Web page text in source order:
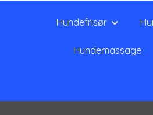
Hundefrisør
Hundemassage